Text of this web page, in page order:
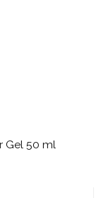
Gel 50 ml